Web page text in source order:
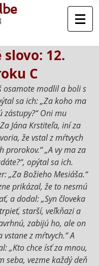
12.
C
osamote modlil a boli s
sa ich: „Za koho ma
zástupy?“ Oni mu
Jána Krstiteľa, iní za
že vstal z mŕtvych
prorokov.“ „A vy ma za
opýtal sa ich.
„Za Božieho Mesiáša.“
prikázal, že to nesmú
a dodal: „Syn človeka
starší, veľkňazi a
zabijú ho, ale on
z mŕtvych.“ A
„Kto chce ísť za mnou,
seba, vezme každý deň